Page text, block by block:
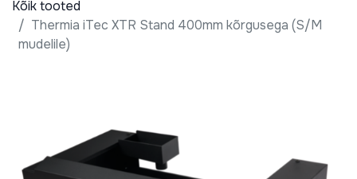
Kõik tooted
Thermia iTec XTR Stand 400mm kõrgusega (S/M
mudelile)